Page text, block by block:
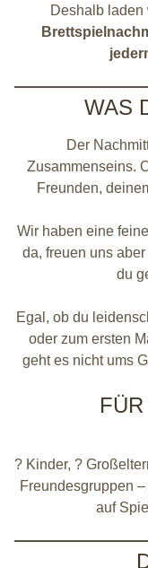
Deshalb
WAS
Der
Zusammenseins.
Freunden,
Wir haben eine
da, freuen uns
du
Egal, ob du
oder zum ersten
geht es nicht ums
? Kinder, ?
Freundesgruppen
auf